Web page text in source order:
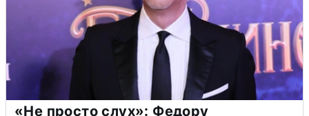
«Не просто слух»: Федору